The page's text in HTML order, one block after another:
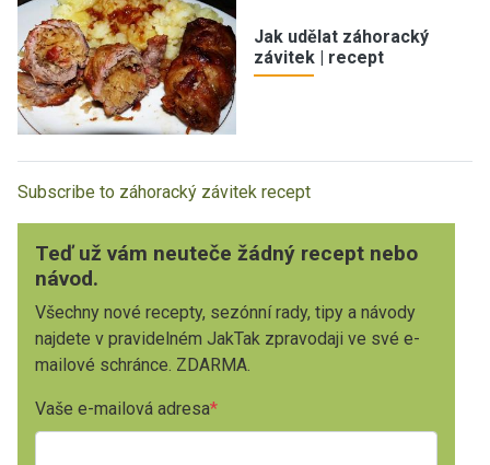
Jak udělat záhoracký
závitek | recept
Subscribe to záhoracký závitek recept
Teď už vám neuteče žádný recept nebo
návod.
Všechny nové recepty, sezónní rady, tipy a návody
najdete v pravidelném JakTak zpravodaji ve své e-
mailové schránce. ZDARMA.
Vaše e-mailová adresa